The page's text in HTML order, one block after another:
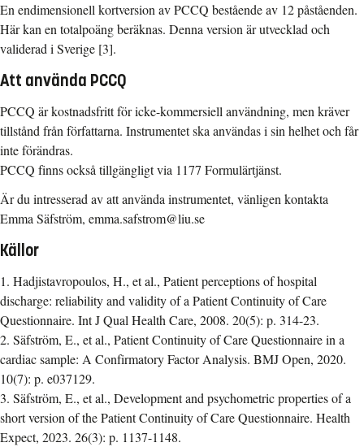
En endimensionell kortversion av PCCQ bestående av 12 påståenden.
Här kan en totalpoäng beräknas. Denna version är utvecklad och
validerad i Sverige [3].
Att använda PCCQ
PCCQ är kostnadsfritt för icke-kommersiell användning, men kräver
tillstånd från författarna. Instrumentet ska användas i sin helhet och får
inte förändras.
PCCQ finns också tillgängligt via 1177 Formulärtjänst.
Är du intresserad av att använda instrumentet, vänligen kontakta
Emma Säfström, emma.safstrom@liu.se
Källor
1. Hadjistavropoulos, H., et al., Patient perceptions of hospital
discharge: reliability and validity of a Patient Continuity of Care
Questionnaire. Int J Qual Health Care, 2008. 20(5): p. 314-23.
2. Säfström, E., et al., Patient Continuity of Care Questionnaire in a
cardiac sample: A Confirmatory Factor Analysis. BMJ Open, 2020.
10(7): p. e037129.
3. Säfström, E., et al., Development and psychometric properties of a
short version of the Patient Continuity of Care Questionnaire. Health
Expect, 2023. 26(3): p. 1137-1148.